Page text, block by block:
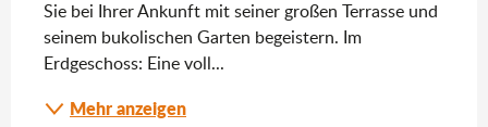
Sie bei Ihrer Ankunft mit seiner großen Terrasse und
seinem bukolischen Garten begeistern. Im
Erdgeschoss: Eine voll...
Mehr anzeigen